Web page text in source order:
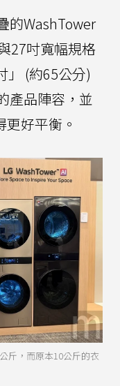
的WashTower
27吋寬幅規格
」 (約65公分)
產品陣容，並
好平衡。
斤，而原本10公斤的衣